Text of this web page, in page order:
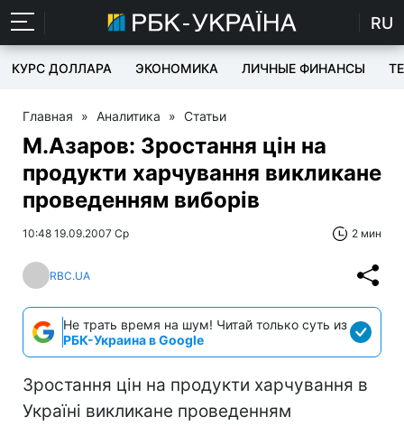
RU
КУРС ДОЛЛАРА ЭКОНОМИКА ЛИЧНЫЕ ФИНАНСЫ
Главная » Аналитика » Статьи
М.Азаров: Зростання цін на
продукти харчування викликане
проведенням виборів
10:48 19.09.2007 Ср 2 мин
RBC.UA
Не трать время на шум! Читай только суть из
РБК-Украина в Google
Зростання цін на продукти харчування в
Україні викликане проведенням